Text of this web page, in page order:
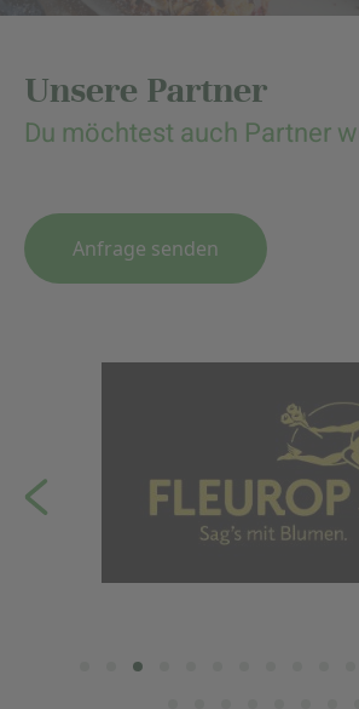
Unsere Partner
Du möchtest auch Partner
Anfrage senden